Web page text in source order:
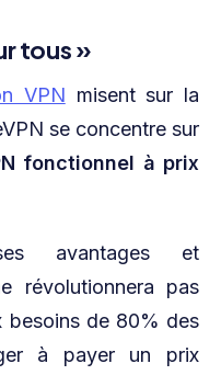
tous »
VPN misent sur la
se concentre sur
fonctionnel à prix
avantages et
révolutionnera pas
besoins de 80% des
à payer un prix